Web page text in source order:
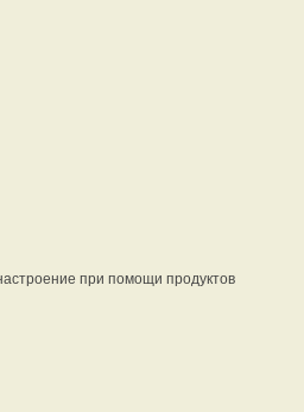
при помощи продуктов